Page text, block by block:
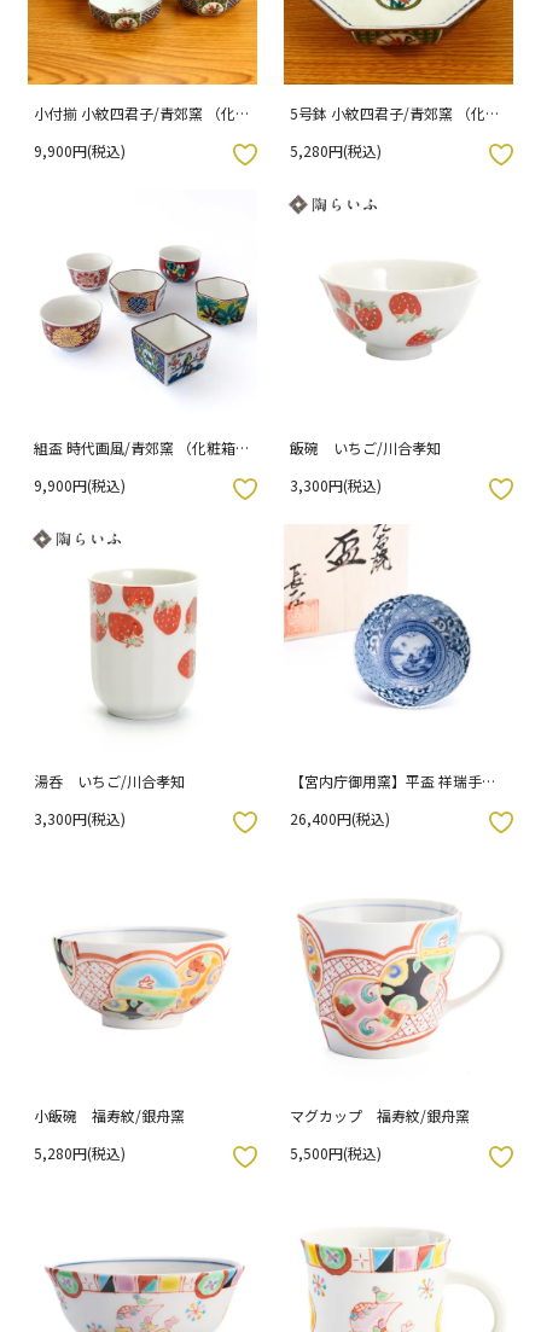
小付揃 小紋四君子/青郊窯 （化粧
9,900円(税込)
5号鉢 小紋四君子/青郊窯 （化粧
5,280円(税込)
お気に入りボタン
組盃 時代画風/青郊窯 （化粧箱入
9,900円(税込)
飯碗 いちご/川合孝知
3,300円(税込)
お気に入りボタン
湯呑 いちご/川合孝知
3,300円(税込)
【宮内庁御用窯】平盃 祥瑞手桃
り）
26,400円(税込)
お気に入りボタン
小飯碗 福寿紋/銀舟窯
5,280円(税込)
マグカップ 福寿紋/銀舟窯
5,500円(税込)
お気に入りボタン